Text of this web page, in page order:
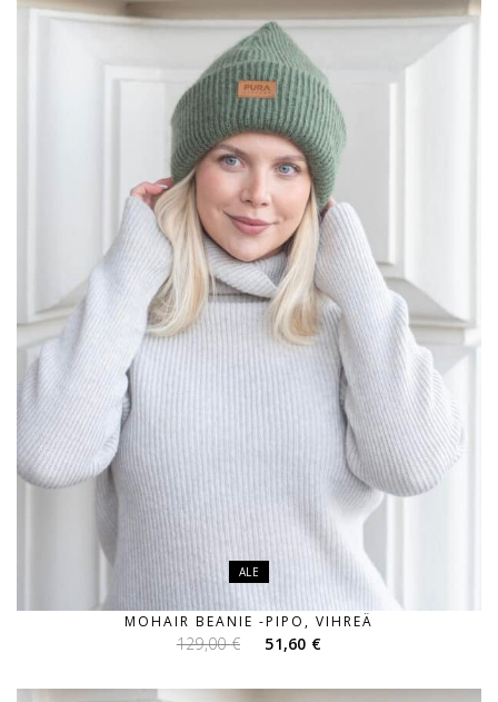
ALE
MOHAIR BEANIE -PIPO, VIHREÄ
129,00€
Alkuperäinen
oli:
51,60 €
on: